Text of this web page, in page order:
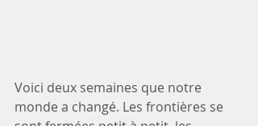
Voici deux semaines que notre
monde a changé. Les frontières se